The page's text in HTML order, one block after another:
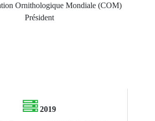
Ornithologique Mondiale (COM)
Président
2019